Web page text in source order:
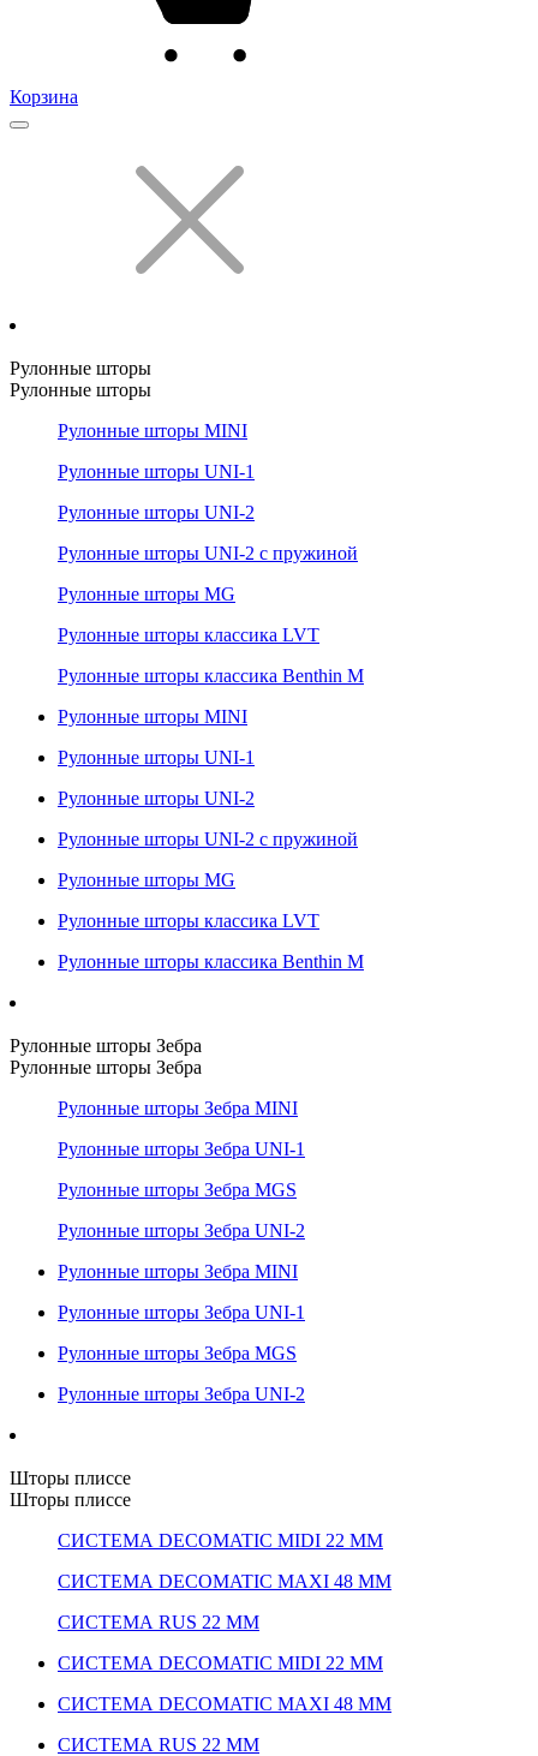
Корзина
Рулонные шторы
Рулонные шторы
Рулонные шторы MINI
Рулонные шторы UNI-1
Рулонные шторы UNI-2
Рулонные шторы UNI-2 с пружиной
Рулонные шторы MG
Рулонные шторы классика LVT
Рулонные шторы классика Benthin M
Рулонные шторы MINI
Рулонные шторы UNI-1
Рулонные шторы UNI-2
Рулонные шторы UNI-2 с пружиной
Рулонные шторы MG
Рулонные шторы классика LVT
Рулонные шторы классика Benthin M
Рулонные шторы Зебра
Рулонные шторы Зебра
Рулонные шторы Зебра MINI
Рулонные шторы Зебра UNI-1
Рулонные шторы Зебра MGS
Рулонные шторы Зебра UNI-2
Рулонные шторы Зебра MINI
Рулонные шторы Зебра UNI-1
Рулонные шторы Зебра MGS
Рулонные шторы Зебра UNI-2
Шторы плиссе
Шторы плиссе
СИСТЕМА DECOMATIC MIDI 22 ММ
СИСТЕМА DECOMATIC MAXI 48 ММ
СИСТЕМА RUS 22 ММ
СИСТЕМА DECOMATIC MIDI 22 ММ
СИСТЕМА DECOMATIC MAXI 48 ММ
СИСТЕМА RUS 22 ММ